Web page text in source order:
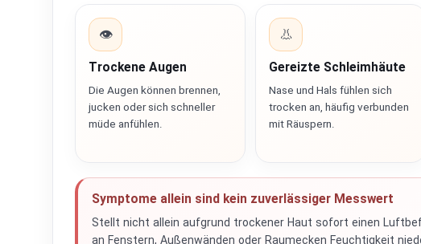
👁️
Trockene Augen
Die Augen können brennen,
jucken oder sich schneller
müde anfühlen.
👃
Gereizte Schleimhäute
Nase und Hals fühlen sich
trocken an, häufig verbunden
mit Räuspern.
Symptome allein sind kein zuverlässiger Messwert
Stellt nicht allein aufgrund trockener Haut sofort einen
an Fenstern, Außenwänden oder Raumecken Feuchtigkeit